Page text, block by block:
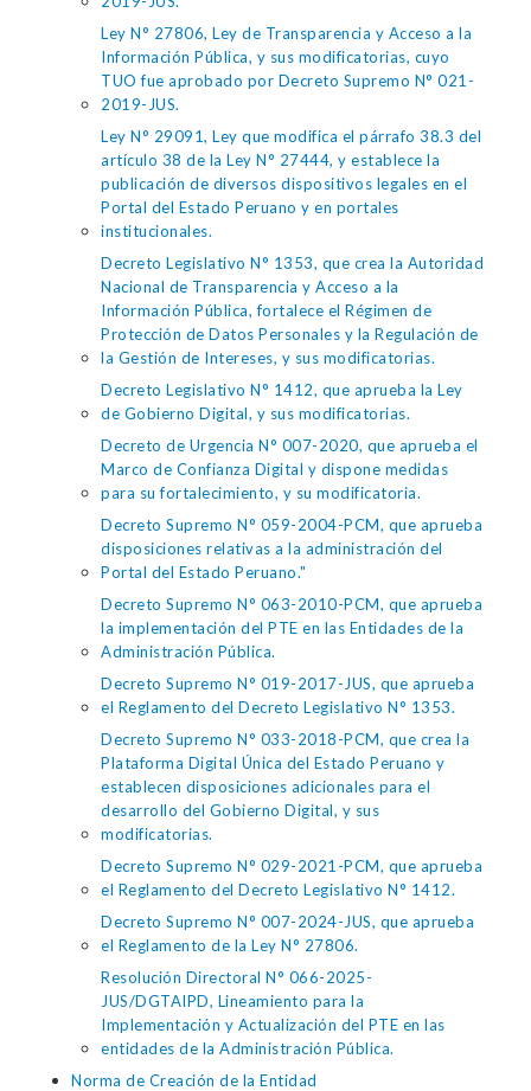
Ley N° 27806, Ley de Transparencia y Acceso a la
Información Pública, y sus modificatorias, cuyo
TUO fue aprobado por Decreto Supremo N° 021-
2019-JUS.
Ley N° 29091, Ley que modifica el párrafo 38.3 del
artículo 38 de la Ley N° 27444, y establece la
publicación de diversos dispositivos legales en el
Portal del Estado Peruano y en portales
institucionales.
Decreto Legislativo N° 1353, que crea la Autoridad
Nacional de Transparencia y Acceso a la
Información Pública, fortalece el Régimen de
Protección de Datos Personales y la Regulación de
la Gestión de Intereses, y sus modificatorias.
Decreto Legislativo N° 1412, que aprueba la Ley
de Gobierno Digital, y sus modificatorias.
Decreto de Urgencia N° 007-2020, que aprueba el
Marco de Confianza Digital y dispone medidas
para su fortalecimiento, y su modificatoria.
Decreto Supremo N° 059-2004-PCM, que aprueba
disposiciones relativas a la administración del
Portal del Estado Peruano."
Decreto Supremo N° 063-2010-PCM, que aprueba
la implementación del PTE en las Entidades de la
Administración Pública.
Decreto Supremo N° 019-2017-JUS, que aprueba
el Reglamento del Decreto Legislativo N° 1353.
Decreto Supremo N° 033-2018-PCM, que crea la
Plataforma Digital Única del Estado Peruano y
establecen disposiciones adicionales para el
desarrollo del Gobierno Digital, y sus
modificatorias.
Decreto Supremo N° 029-2021-PCM, que aprueba
el Reglamento del Decreto Legislativo N° 1412.
Decreto Supremo N° 007-2024-JUS, que aprueba
el Reglamento de la Ley N° 27806.
Resolución Directoral N° 066-2025-
JUS/DGTAIPD, Lineamiento para la
Implementación y Actualización del PTE en las
entidades de la Administración Pública.
Norma de Creación de la Entidad